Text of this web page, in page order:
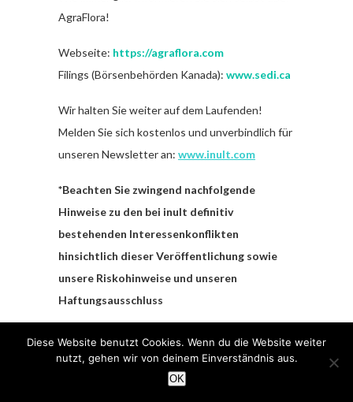
AgraFlora!
Webseite: https://agraflora.com
Filings (Börsenbehörden Kanada): www.sedi.ca
Wir halten Sie weiter auf dem Laufenden!
Melden Sie sich kostenlos und unverbindlich für
unseren Newsletter an: www.inult.com
*Beachten Sie zwingend nachfolgende
Hinweise zu den bei inult definitiv
bestehenden Interessenkonflikten
hinsichtlich dieser Veröffentlichung sowie
unsere Riskohinweise und unseren
Haftungsausschluss
Risikohinweise und Haftungsausschluss
Wir weisen ausdrücklich darauf hin, dass wir
Diese Website benutzt Cookies. Wenn du die Website weiter
nutzt, gehen wir von deinem Einverständnis aus.
OK